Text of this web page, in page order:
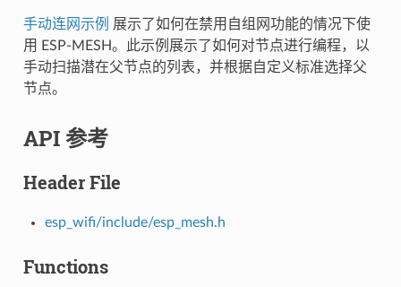
手动连网示例 展示了如何在禁用自组网功能的情况下使
用 ESP-MESH。此示例展示了如何对节点进行编程，以
手动扫描潜在父节点的列表，并根据自定义标准选择父
节点。
API 参考
Header File
esp_wifi/include/esp_mesh.h
Functions